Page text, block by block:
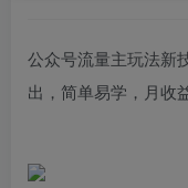
公众号流量主玩法新
出，简单易学，月收